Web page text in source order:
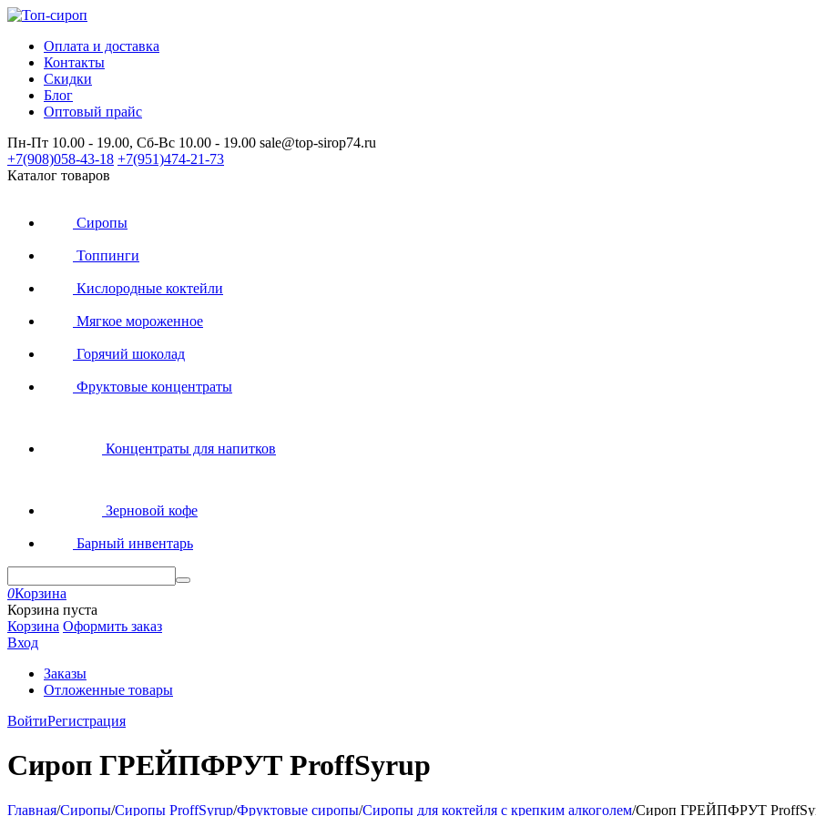
Оплата и доставка
Контакты
Скидки
Блог
Оптовый прайс
Пн-Пт 10.00 - 19.00, Сб-Вс 10.00 - 19.00 sale@top-sirop74.ru
+7(908)058-43-18 +7(951)474-21-73
Каталог товаров
Сиропы
Топпинги
Кислородные коктейли
Мягкое мороженное
Горячий шоколад
Фруктовые концентраты
Концентраты для напитков
Зерновой кофе
Барный инвентарь
0Корзина
Корзина пуста
Корзина Оформить заказ
Вход
Заказы
Отложенные товары
ВойтиРегистрация
Сироп ГРЕЙПФРУТ ProffSyrup
Главная/Сиропы/Сиропы ProffSyrup/Фруктовые сиропы/Сиропы для коктейля с крепким алкоголем/Сироп ГРЕЙПФРУТ